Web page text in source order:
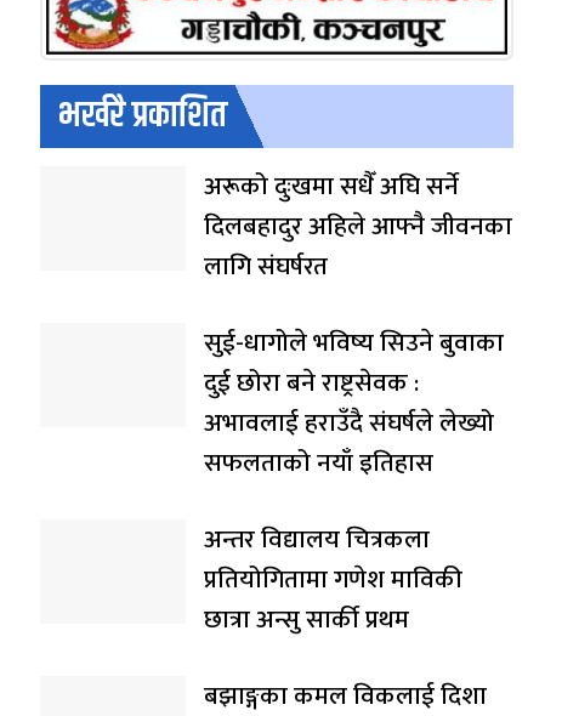
भर्खरै प्रकाशित
अरूको दुःखमा सधैँ अघि सर्ने
दिलबहादुर अहिले आफ्नै जीवनका
लागि संघर्षरत
सुई-धागोले भविष्य सिउने बुवाका
दुई छोरा बने राष्ट्रसेवक :
अभावलाई हराउँदै संघर्षले लेख्यो
सफलताको नयाँ इतिहास
अन्तर विद्यालय चित्रकला
प्रतियोगितामा गणेश माविकी
छात्रा अन्सु सार्की प्रथम
बझाङ्गका कमल विकलाई दिशा